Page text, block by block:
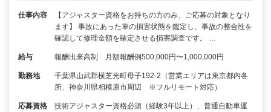
仕事内容
【アジャスター資格をお持ちの方のみ、ご応募の対象となり
ます】 事故にあった車の損害状態を鑑定し、事故の整合性を
確認して修理金額を確定させる損害調査です。 …
給与 報酬出来高制 月額報酬例500,000円〜1,000,000円
勤務地
千葉県山武郡横芝光町母子192-2（営業エリアは東京都内各
所、神奈川県相模原市周辺 ※フルリモート対応）
応募資格
技術アジャスター資格必須（経験3年以上）、普通自動車運